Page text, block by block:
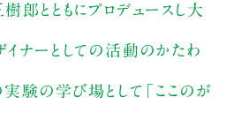
郎とともにプロデュースし大
イナーとしての活動のかたわ
実験の学び場として「ここのが